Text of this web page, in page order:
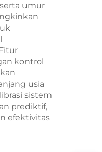
umur
kontrol
usia
sistem
prediktif,
efektivitas